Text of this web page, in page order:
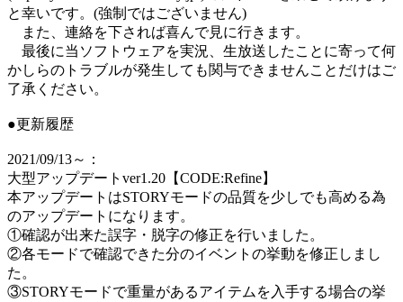
と幸いです。(強制ではございません)
また、連絡を下されば喜んで見に行きます。
最後に当ソフトウェアを実況、生放送したことに寄って何
かしらのトラブルが発生しても関与できませんことだけはご
了承ください。
●更新履歴
2021/09/13～：
大型アップデートver1.20【CODE:Refine】
本アップデートはSTORYモードの品質を少しでも高める為
のアップデートになります。
①確認が出来た誤字・脱字の修正を行いました。
②各モードで確認できた分のイベントの挙動を修正しまし
た。
③STORYモードで重量があるアイテムを入手する場合の挙